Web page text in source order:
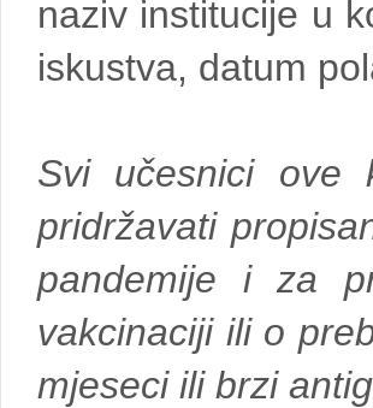
naziv institucije u
iskustva, datum
Svi učesnici ove
pridržavati
pandemije i za
vakcinaciji ili o
mjeseci ili brzi